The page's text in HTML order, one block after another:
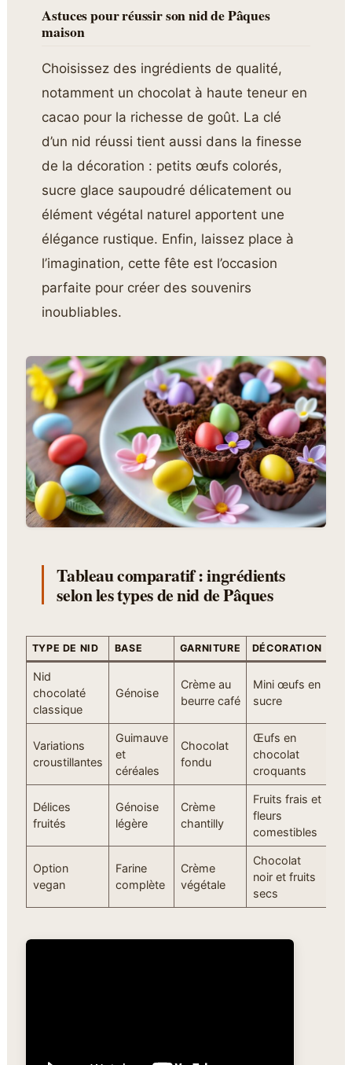
Astuces pour réussir son nid de Pâques
maison
Choisissez des ingrédients de qualité,
notamment un chocolat à haute teneur en
cacao pour la richesse de goût. La clé
d’un nid réussi tient aussi dans la finesse
de la décoration : petits œufs colorés,
sucre glace saupoudré délicatement ou
élément végétal naturel apportent une
élégance rustique. Enfin, laissez place à
l’imagination, cette fête est l’occasion
parfaite pour créer des souvenirs
inoubliables.
Tableau comparatif : ingrédients
selon les types de nid de Pâques
TYPE DE NID BASE GARNITURE DÉCORATION
Nid
chocolaté
classique
Génoise
Crème au
beurre café
Mini œufs en
sucre
Variations
croustillantes
Guimauve
et
céréales
Chocolat
fondu
Œufs en
chocolat
croquants
Délices
fruités
Génoise
légère
Crème
chantilly
Fruits frais et
fleurs
comestibles
Option
vegan
Farine
complète
Crème
végétale
Chocolat
noir et fruits
secs